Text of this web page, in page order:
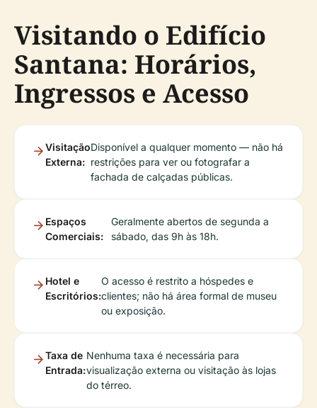
Visitando o Edifício
Santana: Horários,
Ingressos e Acesso
Visitação
Externa:
Disponível a qualquer momento — não há
restrições para ver ou fotografar a
fachada de calçadas públicas.
Espaços
Comerciais:
Geralmente abertos de segunda a
sábado, das 9h às 18h.
Hotel e
Escritórios:
O acesso é restrito a hóspedes e
clientes; não há área formal de museu
ou exposição.
Taxa de
Entrada:
Nenhuma taxa é necessária para
visualização externa ou visitação às lojas
do térreo.